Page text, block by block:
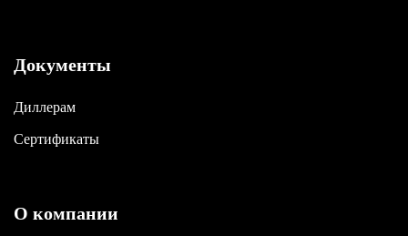
Документы
Диллерам
Сертификаты
О компании